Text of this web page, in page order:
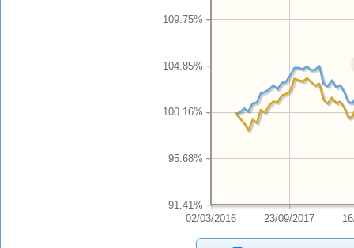
02/03/2016 23/09/2017
91.41%
95.68%
100.16%
104.85%
109.75%